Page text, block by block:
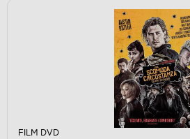
FILM DVD